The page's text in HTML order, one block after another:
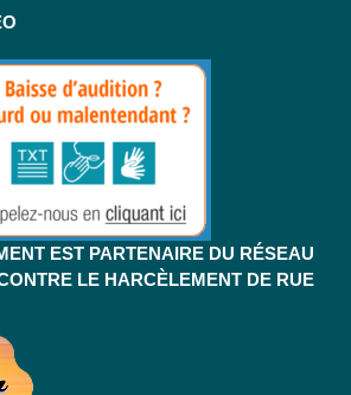
EST PARTENAIRE DU RÉSEAU
LE HARCÈLEMENT DE RUE